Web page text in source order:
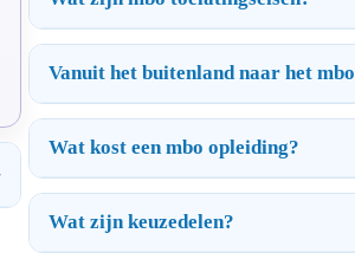
Vanuit het buitenland naar het mbo
Wat kost een mbo opleiding?
Wat zijn keuzedelen?